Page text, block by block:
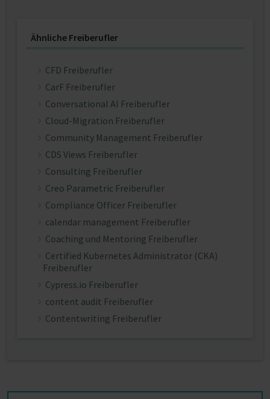
Ähnliche Freiberufler
CFD Freiberufler
CarF Freiberufler
Conversational AI Freiberufler
Cloud-Migration Freiberufler
Community Management Freiberufler
CDS Views Freiberufler
Consulting Freiberufler
Creo Parametric Freiberufler
Compliance Officer Freiberufler
calendar management Freiberufler
Coaching und Mentoring Freiberufler
Certified Kubernetes Administrator (CKA)
Freiberufler
Cypress.io Freiberufler
content audit Freiberufler
Contentwriting Freiberufler